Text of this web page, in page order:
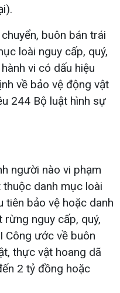
buôn bán trái
loài nguy cấp, quý,
vi có dấu hiệu
về bảo vệ động vật
244 Bộ luật hình sự
người nào vi phạm
danh mục loài
tiên bảo vệ hoặc danh
nguy cấp, quý,
Công ước về buôn
thực vật hoang dã
2 tỷ đồng hoặc